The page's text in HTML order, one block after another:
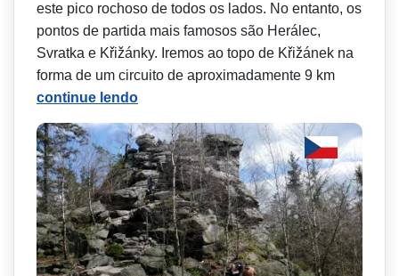
este pico rochoso de todos os lados. No entanto, os
pontos de partida mais famosos são Herálec,
Svratka e Křižánky. Iremos ao topo de Křižánek na
forma de um circuito de aproximadamente 9 km
continue lendo